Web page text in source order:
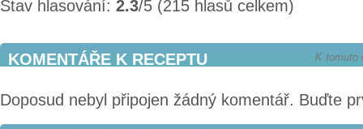
Stav hlasování: 2.3/5 (215 hlasů celkem)
KOMENTÁŘE K RECEPTU K tomuto
Doposud nebyl připojen žádný komentář. Buďte